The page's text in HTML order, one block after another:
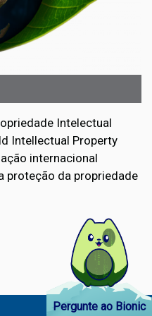
Intelectual
Intellectual Property
internacional
proteção da propriedade
Pergunte ao Bionic